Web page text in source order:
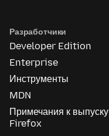
Разработчики
Developer Edition
Enterprise
Инструменты
MDN
Примечания к выпуску
Firefox